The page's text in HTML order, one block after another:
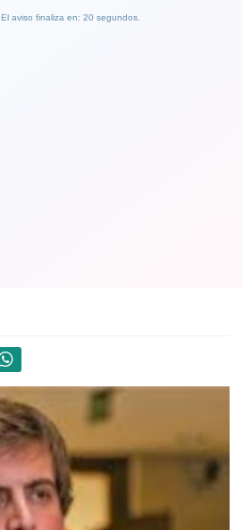
El aviso finaliza en: 19 segundos.